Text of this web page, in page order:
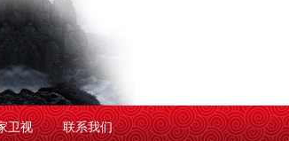
卫视 联系我们